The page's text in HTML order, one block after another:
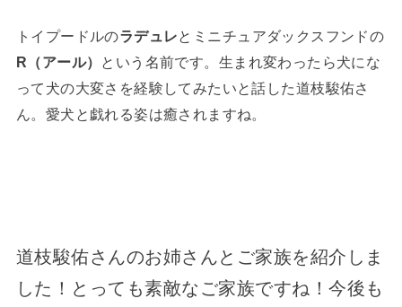
トイプードルのラデュレとミニチュアダックスフンドの
R（アール） という名前です。生まれ変わったら犬にな
って犬の大変さを経験してみたいと話した道枝駿佑さ
ん。愛犬と戯れる姿は癒されますね。
道枝駿佑さんのお姉さんとご家族を紹介しま
した！とっても素敵なご家族ですね！今後も